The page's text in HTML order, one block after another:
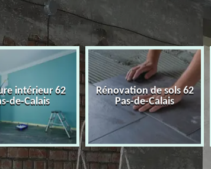
intérieur 62
de-Calais
Rénovation de sols 62
Pas-de-Calais